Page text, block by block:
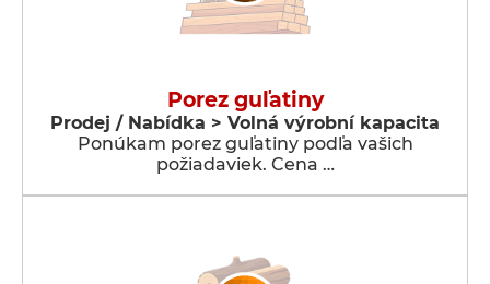
Porez guľatiny
Prodej / Nabídka > Volná výrobní kapacita
Ponúkam porez guľatiny podľa vašich
požiadaviek. Cena …